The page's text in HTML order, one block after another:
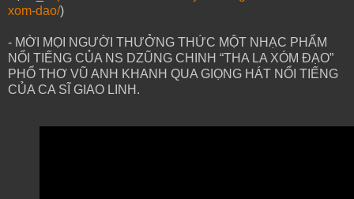
xom-dao/)
- MỜI MỌI NGƯỜI THƯỞNG THỨC MỘT NHẠC PHẨM
NỔI TIẾNG CỦA NS DZŨNG CHINH “THA LA XÓM ĐẠO”
PHỔ THƠ VŨ ANH KHANH QUA GIỌNG HÁT NỔI TIẾNG
CỦA CA SĨ GIAO LINH.